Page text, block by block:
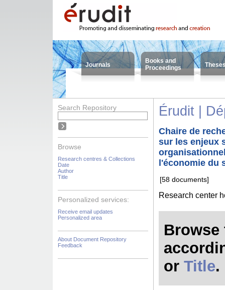
Journals
Books and
Proceedings
Search Repository
Browse
Research centres & Collections
Date
Author
Title
Personalized services:
Receive email updates
Personalized area
About Document Repository
Feedback
Érudit |
Chaire de
sur les enjeux
l'économie du
[58 documents]
Research center
Browse
or Title.